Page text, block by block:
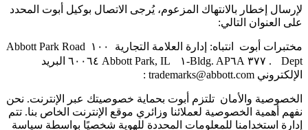
لإرسال إخطار بالانتهاك المزعوم، يُرجى الاتصال بوكيل أبوت المحدد
على العنوان التالي:
مختبرات أبوت انتباه: إدارة العلامة التجارية ١٠٠ Abbott Park Road
Dept. ٣٧٧ Bldg. AP٦A-١ Abbott Park, IL ٦٠٠٦٤ البريد
الإلكتروني trademarks@abbott.com :
الخصوصية والأمان تلتزم أبوت بحماية خصوصيتك عبر الإنترنت. نحن
نفهم أهمية الخصوصية لعملائنا وزائري موقع الإنترنت الخاص بنا. تتم
إدارة استخدامنا للمعلومات المحددة للهوية شخصيًا بواسطة سياسة